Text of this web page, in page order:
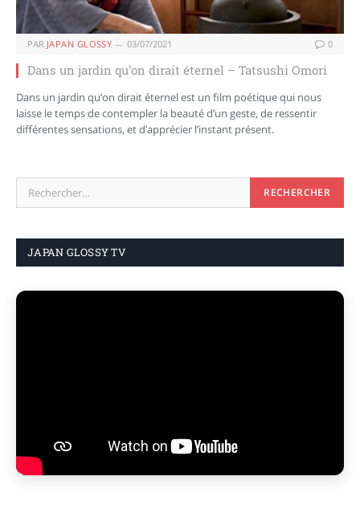
PAR JAPAN GLOSSY 03/07/2021 0
Dans un jardin qu’on dirait éternel – Tatsushi Omori
Dans un jardin qu’on dirait éternel est un film poétique qui nous
laisse le temps de contempler la beauté d’un geste, de ressentir
différentes sensations, et d’apprécier l’instant présent.
JAPAN GLOSSY TV